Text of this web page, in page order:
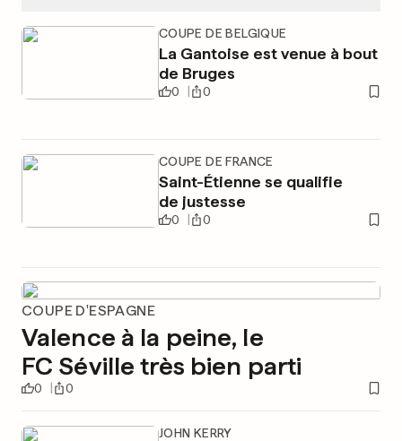
COUPE DE BELGIQUE
La Gantoise est venue à bout
de Bruges
0 0
COUPE DE FRANCE
Saint-Étienne se qualifie
de justesse
0 0
COUPE D'ESPAGNE
Valence à la peine, le
FC Séville très bien parti
0 0
JOHN KERRY